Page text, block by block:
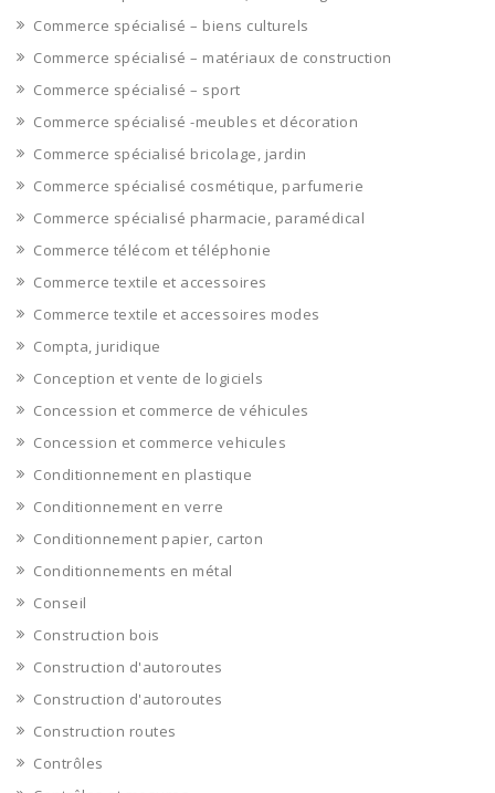
Commerce spécialisé – biens culturels
Commerce spécialisé – matériaux de construction
Commerce spécialisé – sport
Commerce spécialisé -meubles et décoration
Commerce spécialisé bricolage, jardin
Commerce spécialisé cosmétique, parfumerie
Commerce spécialisé pharmacie, paramédical
Commerce télécom et téléphonie
Commerce textile et accessoires
Commerce textile et accessoires modes
Compta, juridique
Conception et vente de logiciels
Concession et commerce de véhicules
Concession et commerce vehicules
Conditionnement en plastique
Conditionnement en verre
Conditionnement papier, carton
Conditionnements en métal
Conseil
Construction bois
Construction d'autoroutes
Construction d'autoroutes
Construction routes
Contrôles